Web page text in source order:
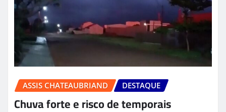
ASSIS CHATEAUBRIAND DESTAQUE
Chuva forte e risco de temporais